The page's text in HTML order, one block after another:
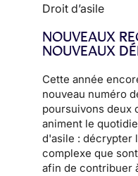
Droit d’asile
NOUVEAUX
NOUVEAUX
Cette année
nouveau numéro
poursuivons deux
animent le
d'asile : décrypter
complexe que
afin de contribuer